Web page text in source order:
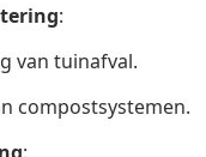
:
van tuinafval.
compostsystemen.